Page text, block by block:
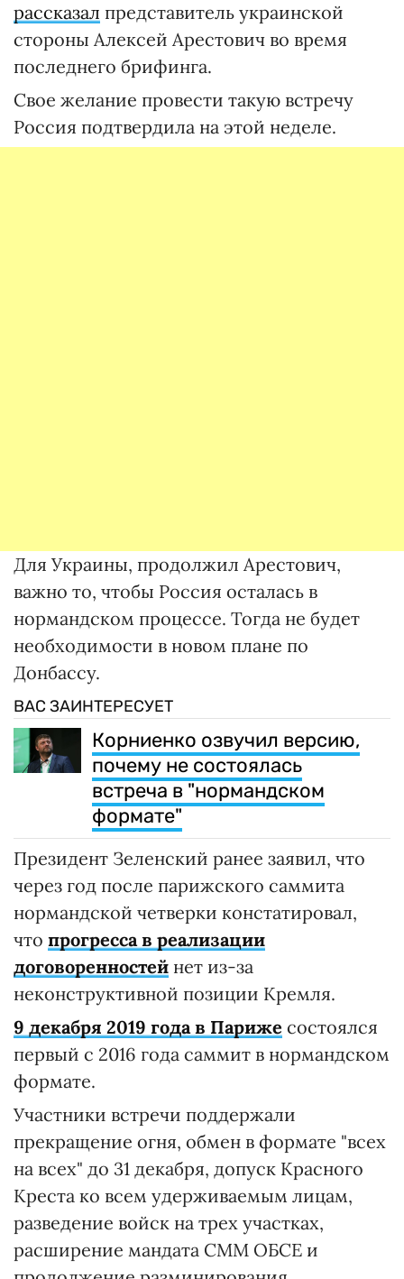
рассказал представитель украинской
стороны Алексей Арестович во время
последнего брифинга.
Свое желание провести такую встречу
Россия подтвердила на этой неделе.
Для Украины, продолжил Арестович,
важно то, чтобы Россия осталась в
нормандском процессе. Тогда не будет
необходимости в новом плане по
Донбассу.
ВАС ЗАИНТЕРЕСУЕТ
Корниенко озвучил версию,
почему не состоялась
встреча в "нормандском
формате"
Президент Зеленский ранее заявил, что
через год после парижского саммита
нормандской четверки констатировал,
что прогресса в реализации
договоренностей нет из-за
неконструктивной позиции Кремля.
9 декабря 2019 года в Париже состоялся
первый с 2016 года саммит в нормандском
формате.
Участники встречи поддержали
прекращение огня, обмен в формате "всех
на всех" до 31 декабря, допуск Красного
Креста ко всем удерживаемым лицам,
разведение войск на трех участках,
расширение мандата СММ ОБСЕ и